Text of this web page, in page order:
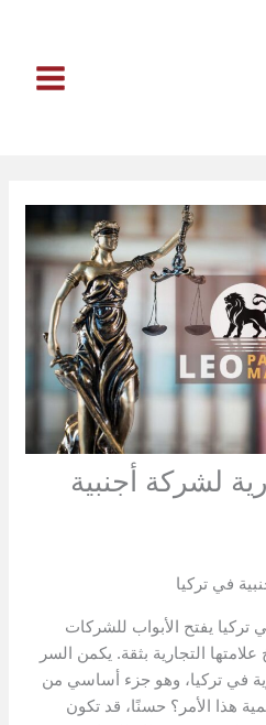
لشركة أجنبية
في تركيا
تركيا يفتح الأبواب للشركات
التجارية بثقة. يكمن السر
في تركيا، وهو جزء أساسي من
هذا الأمر؟ حسنًا، قد تكون